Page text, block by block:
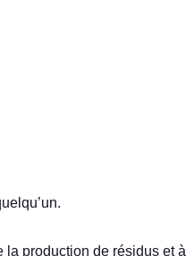
la production de résidus et à